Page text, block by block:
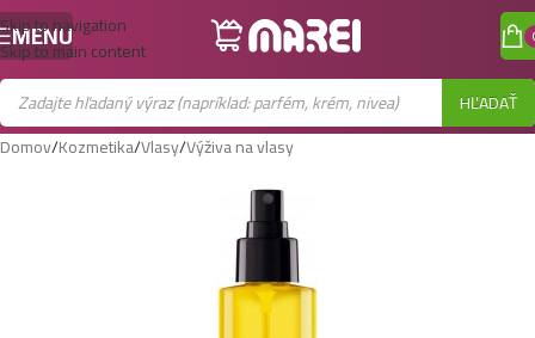
Skip to navigation
Skip to main content
MENU
HĽADAŤ
Domov/Kozmetika/Vlasy/Výživa na vlasy